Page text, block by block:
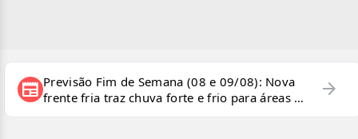
newspaper Previsão Fim de Semana (08 e 09/08): Nova
frente fria traz chuva forte e frio para áreas do
país
arrow_forward